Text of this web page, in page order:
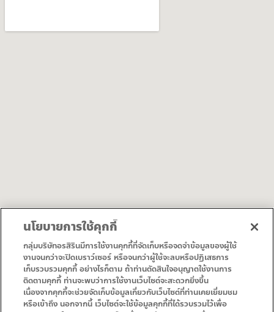
询问方向 下载地图
• 首页
• 促销
• 服务
• 联系方式
นโยบายการใช้คุกกี้
กลุ่มบริษัทอรสิรินมีการใช้งานคุกกี้ที่จัดเก็บหรือจดจำข้อมูลของผู้ใช้
งานจนกว่าจะปิดเบราว์เซอร์ หรือจนกว่าผู้ใช้จะลบหรือปฏิเสธการ
เก็บรวบรวมคุกกี้ อย่างไรก็ตาม ถ้าท่านตัดสินใจอนุญาตใช้งานการ
ติดตามคุกกี้ ท่านจะพบว่าการใช้งานเว็บไซต์จะสะดวกยิ่งขึ้น
เนื่องจากคุกกี้จะช่วยจัดเก็บข้อมูลเกี่ยวกับเว็บไซต์ที่ท่านเคยเยี่ยมชม
หรือเข้าถึง นอกจากนี้ เว็บไซต์จะใช้ข้อมูลคุกกี้ที่ได้รวบรวมไว้เพื่อ